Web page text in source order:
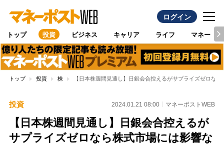
ログイン
トップ 投資 ビジネス キャリア ライフ マネー
トップ 投資 株 【日本株週間見通し】日銀会合控えるがサプライズゼロな
投資 2024.01.21 08:00 マネーポストWEB
【日本株週間見通し】日銀会合控えるが
サプライズゼロなら株式市場には影響な